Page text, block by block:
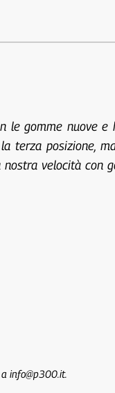
le gomme nuove e
terza posizione,
velocità con
info@p300.it.